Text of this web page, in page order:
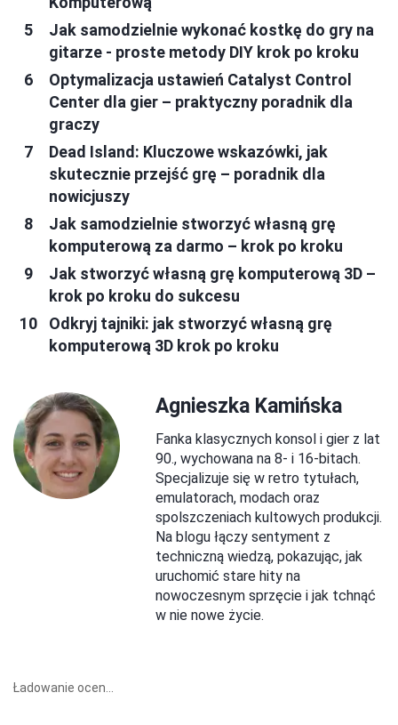
Jak samodzielnie wykonać kostkę do gry na
gitarze - proste metody DIY krok po kroku
Optymalizacja ustawień Catalyst Control
Center dla gier – praktyczny poradnik dla
graczy
Dead Island: Kluczowe wskazówki, jak
skutecznie przejść grę – poradnik dla
nowicjuszy
Jak samodzielnie stworzyć własną grę
komputerową za darmo – krok po kroku
Jak stworzyć własną grę komputerową 3D –
krok po kroku do sukcesu
Odkryj tajniki: jak stworzyć własną grę
komputerową 3D krok po kroku
Agnieszka Kamińska
Fanka klasycznych konsol i gier z lat
90., wychowana na 8- i 16-bitach.
Specjalizuje się w retro tytułach,
emulatorach, modach oraz
spolszczeniach kultowych produkcji.
Na blogu łączy sentyment z
techniczną wiedzą, pokazując, jak
uruchomić stare hity na
nowoczesnym sprzęcie i jak tchnąć
w nie nowe życie.
Ładowanie ocen...